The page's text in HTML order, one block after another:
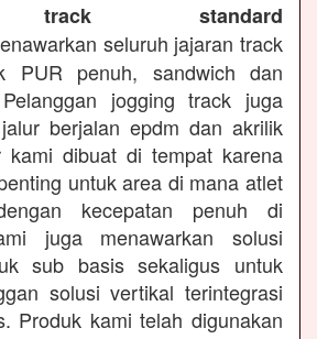
track standard
seluruh jajaran track
PUR penuh, sandwich dan
jogging track juga
berjalan epdm dan akrilik
kami dibuat di tempat karena
untuk area di mana atlet
kecepatan penuh di
juga menawarkan solusi
sub basis sekaligus untuk
solusi vertikal terintegrasi
Produk kami telah digunakan